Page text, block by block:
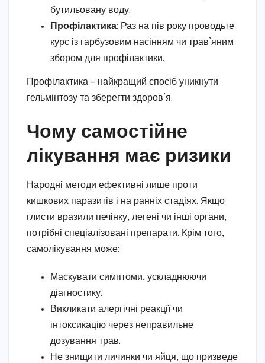
бутильовану воду.
Профілактика: Раз на пів року проводьте
курс із гарбузовим насінням чи трав’яним
збором для профілактики.
Профілактика – найкращий спосіб уникнути
гельмінтозу та зберегти здоров’я.
Чому самостійне
лікування має ризики
Народні методи ефективні лише проти
кишкових паразитів і на ранніх стадіях. Якщо
глисти вразили печінку, легені чи інші органи,
потрібні спеціалізовані препарати. Крім того,
самолікування може:
Маскувати симптоми, ускладнюючи
діагностику.
Викликати алергічні реакції чи
інтоксикацію через неправильне
дозування трав.
Не знищити личинки чи яйця, що призведе